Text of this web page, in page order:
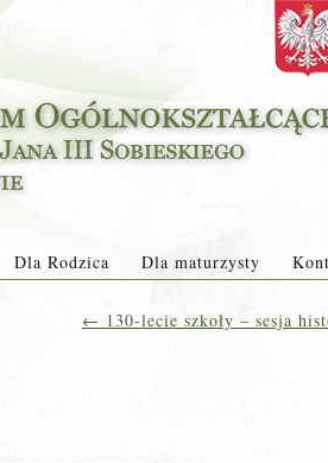
Dla Rodzica Dla maturzysty
← 130-lecie szkoły – sesja